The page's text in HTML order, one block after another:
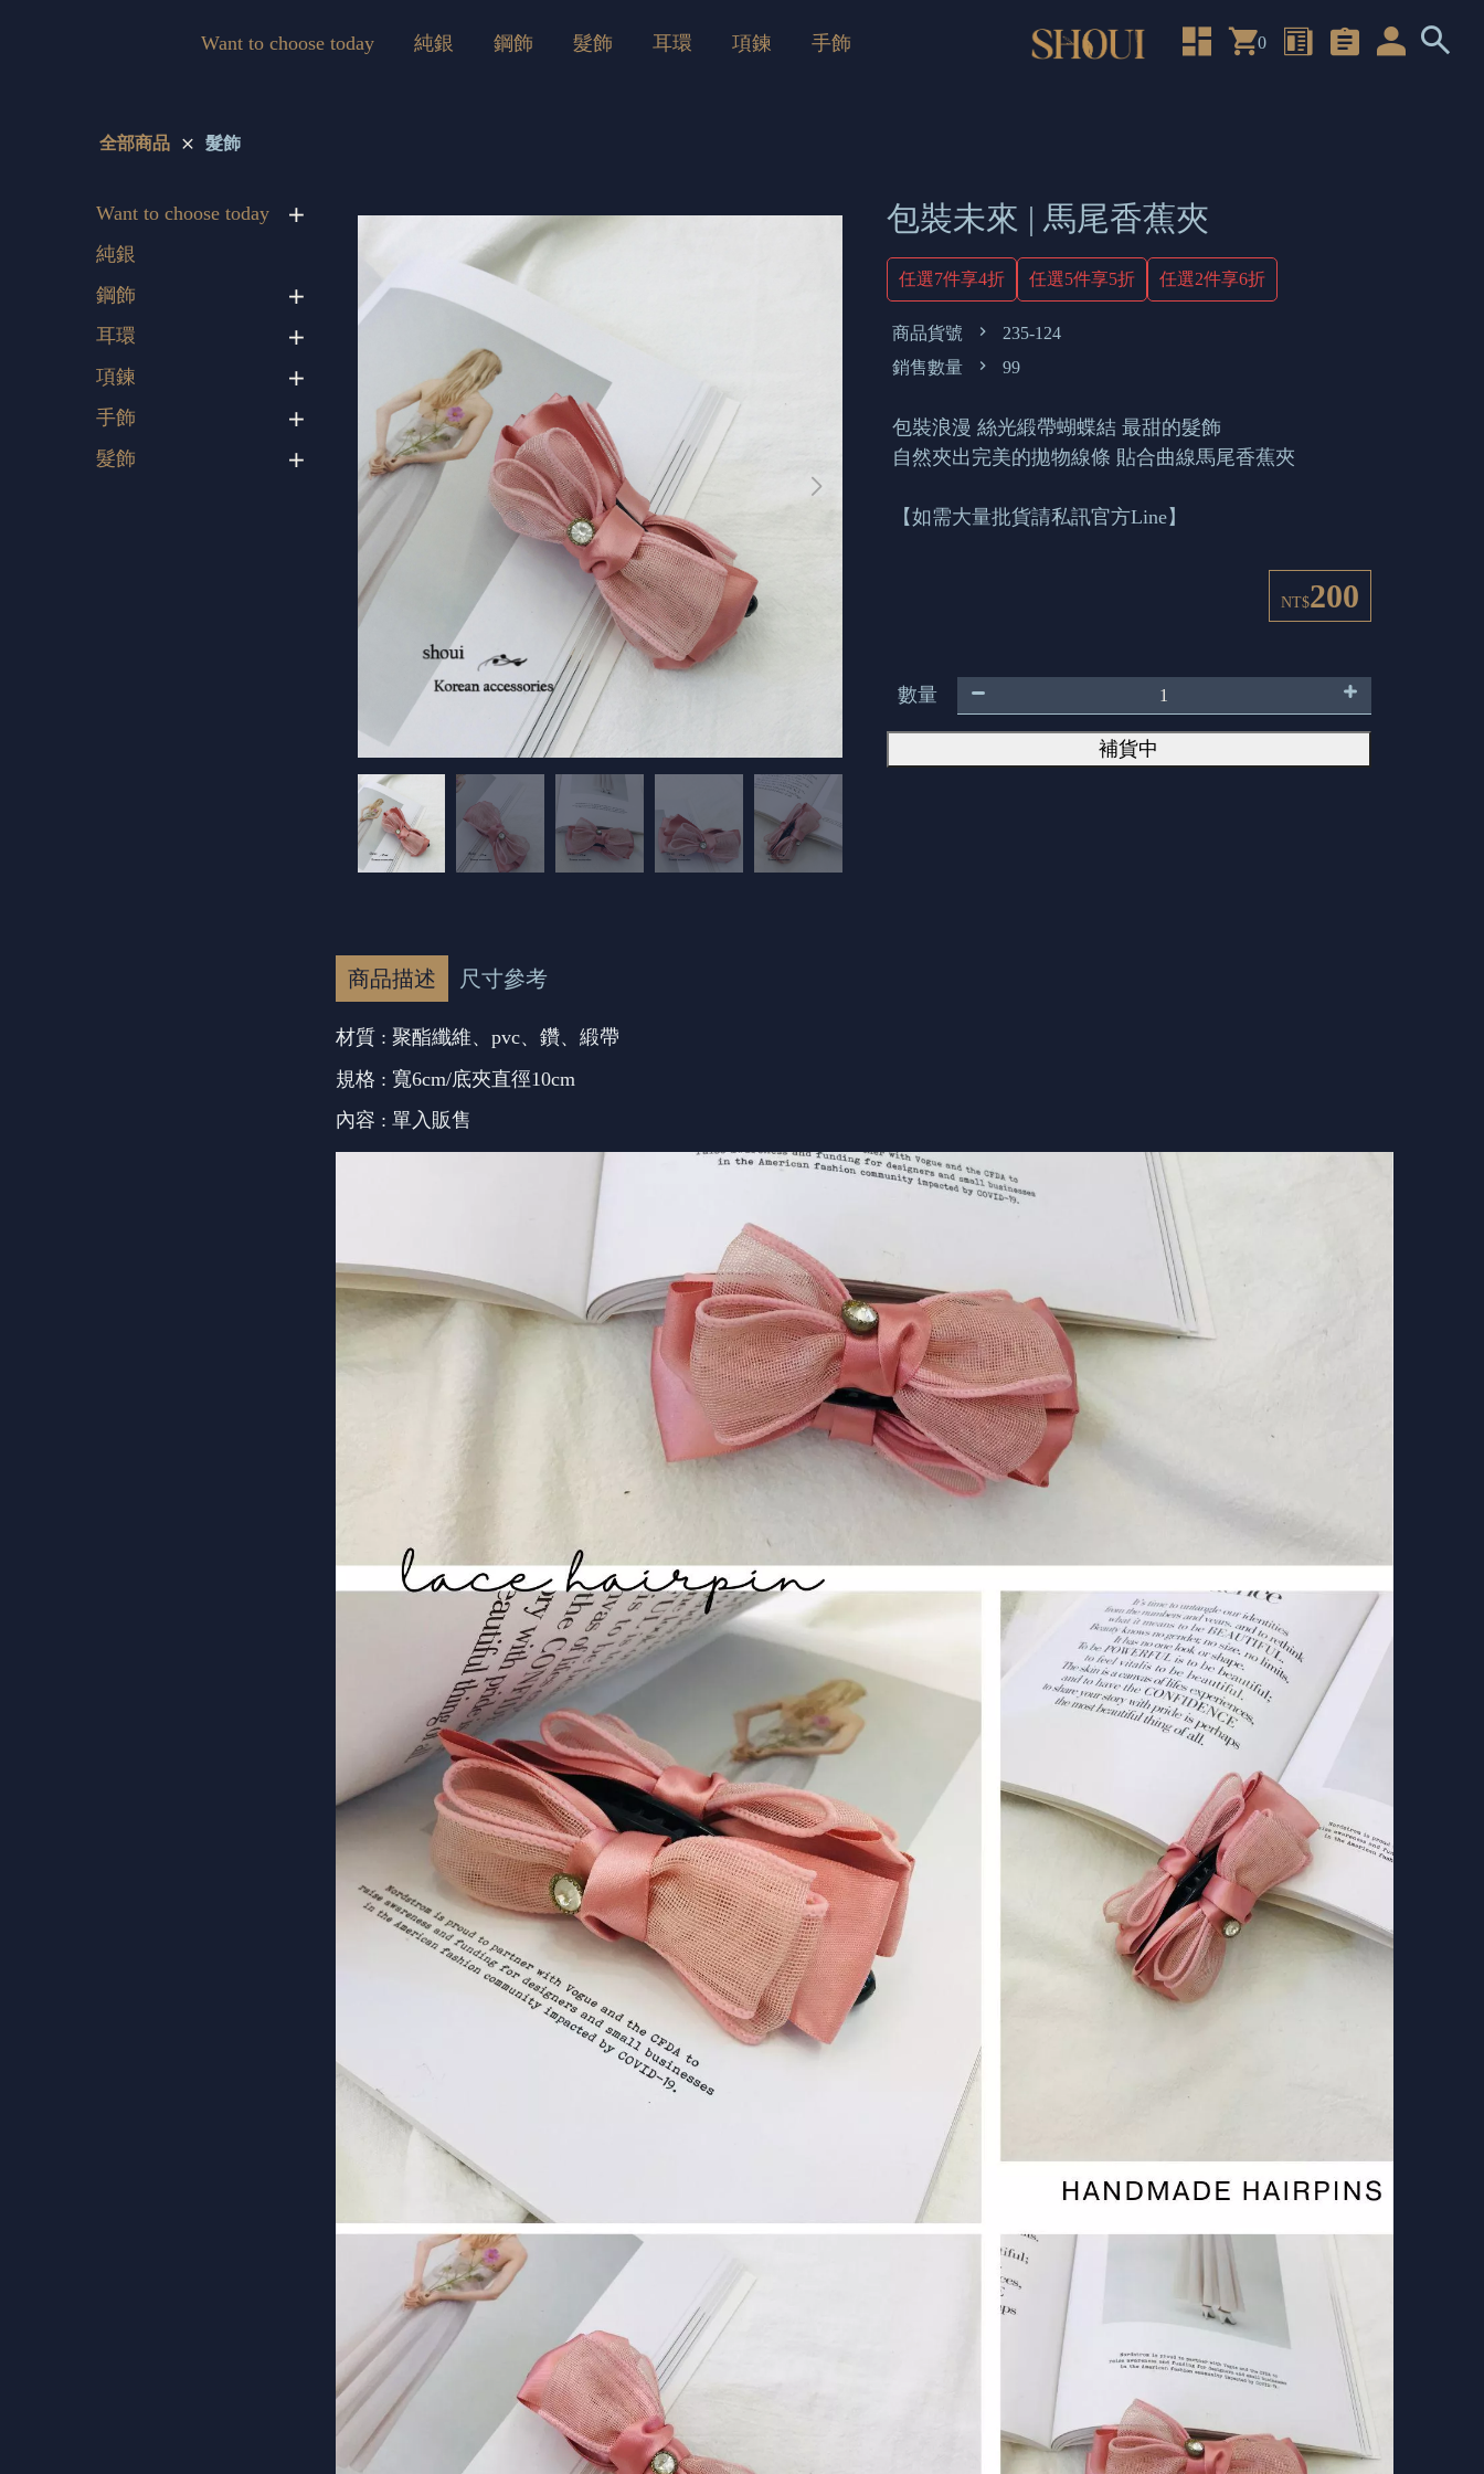
Want to choose today 純銀 鋼飾 髮飾 耳環 項鍊 手飾 0
全部商品 髮飾
Want to choose today
純銀
鋼飾
耳環
項鍊
手飾
髮飾
包裝未來 | 馬尾香蕉夾
任選7件享4折 任選5件享5折 任選2件享6折
商品貨號
235-124
銷售數量
99
包裝浪漫 絲光緞帶蝴蝶結 最甜的髮飾
自然夾出完美的拋物線條 貼合曲線馬尾香蕉夾
【如需大量批貨請私訊官方Line】
NT$200
數量
補貨中
商品描述 尺寸參考
材質 : 聚酯纖維、pvc、鑽、緞帶
規格 : 寬6cm/底夾直徑10cm
內容 : 單入販售